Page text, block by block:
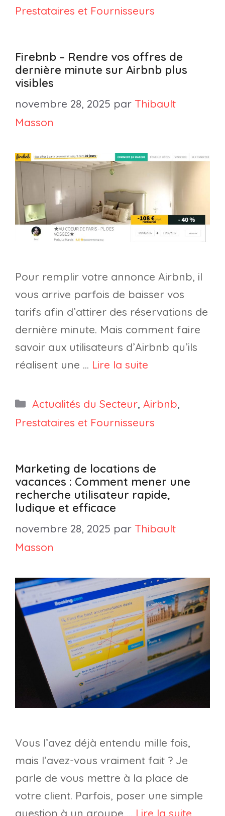
Prestataires et Fournisseurs
Firebnb – Rendre vos offres de
dernière minute sur Airbnb plus
visibles
novembre 28, 2025 par Thibault
Masson
Pour remplir votre annonce Airbnb, il
vous arrive parfois de baisser vos
tarifs afin d’attirer des réservations de
dernière minute. Mais comment faire
savoir aux utilisateurs d’Airbnb qu’ils
réalisent une … Lire la suite
Catégories
Actualités du Secteur, Airbnb,
Prestataires et Fournisseurs
Marketing de locations de
vacances : Comment mener une
recherche utilisateur rapide,
ludique et efficace
novembre 28, 2025 par Thibault
Masson
Vous l’avez déjà entendu mille fois,
mais l’avez-vous vraiment fait ? Je
parle de vous mettre à la place de
votre client. Parfois, poser une simple
question à un groupe … Lire la suite